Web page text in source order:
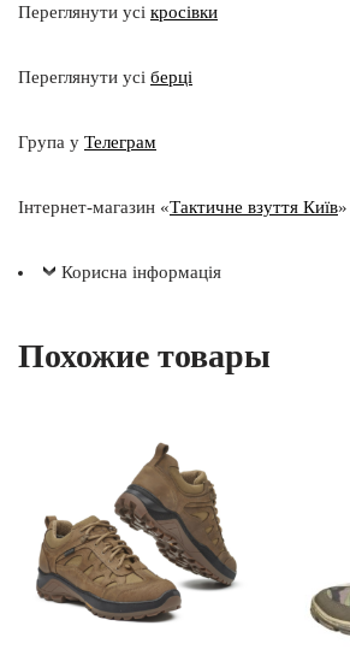
Переглянути усі кросівки
Переглянути усі берці
Група у Телеграм
Інтернет-магазин «Тактичне взуття Київ»
Корисна інформація
Похожие товары